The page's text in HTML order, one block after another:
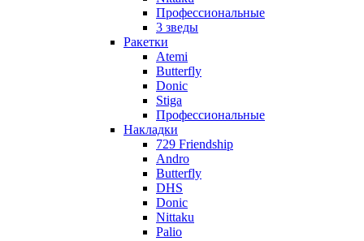
Профессиональные
3 зведы
Ракетки
Atemi
Butterfly
Donic
Stiga
Профессиональные
Накладки
729 Friendship
Andro
Butterfly
DHS
Donic
Nittaku
Palio